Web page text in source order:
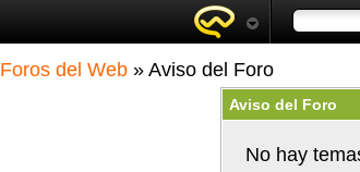
Foros del Web » Aviso del Foro
Aviso del Foro
No hay